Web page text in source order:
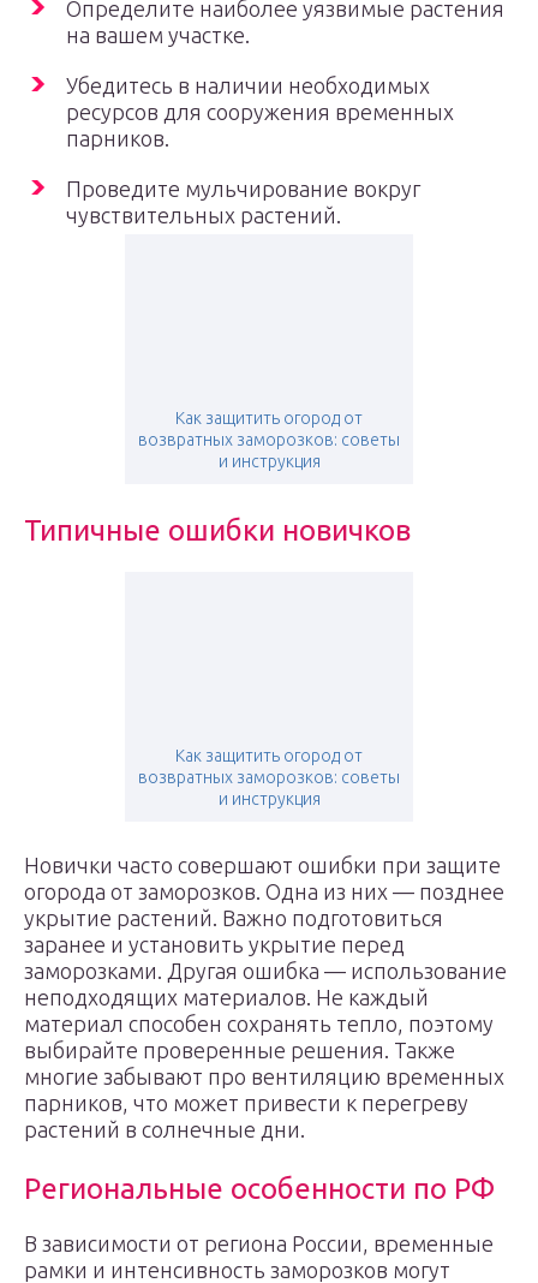
Определите наиболее уязвимые растения
на вашем участке.
Убедитесь в наличии необходимых
ресурсов для сооружения временных
парников.
Проведите мульчирование вокруг
чувствительных растений.
Как защитить огород от
возвратных заморозков: советы
и инструкция
Типичные ошибки новичков
Как защитить огород от
возвратных заморозков: советы
и инструкция
Новички часто совершают ошибки при защите
огорода от заморозков. Одна из них — позднее
укрытие растений. Важно подготовиться
заранее и установить укрытие перед
заморозками. Другая ошибка — использование
неподходящих материалов. Не каждый
материал способен сохранять тепло, поэтому
выбирайте проверенные решения. Также
многие забывают про вентиляцию временных
парников, что может привести к перегреву
растений в солнечные дни.
Региональные особенности по РФ
В зависимости от региона России, временные
рамки и интенсивность заморозков могут